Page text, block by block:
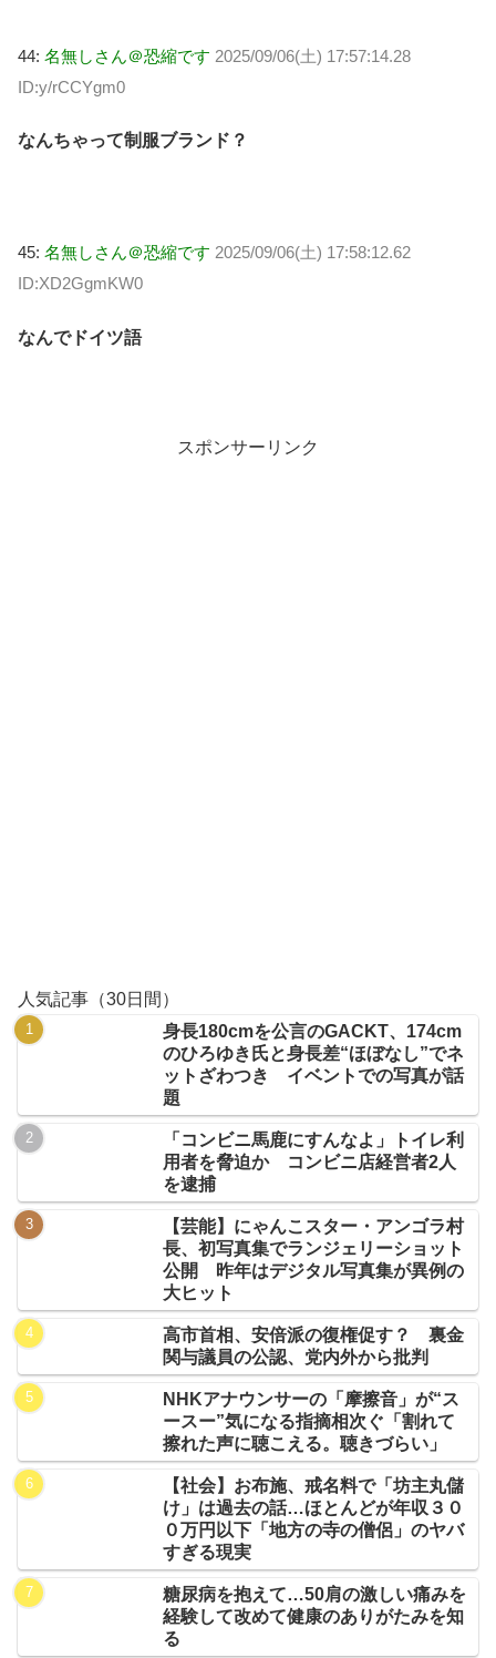
44: 名無しさん＠恐縮です 2025/09/06(土) 17:57:14.28
ID:y/rCCYgm0
なんちゃって制服ブランド？
45: 名無しさん＠恐縮です 2025/09/06(土) 17:58:12.62
ID:XD2GgmKW0
なんでドイツ語
スポンサーリンク
人気記事（30日間）
身長180cmを公言のGACKT、174cm
のひろゆき氏と身長差“ほぼなし”でネ
ットざわつき イベントでの写真が話
題
「コンビニ馬鹿にすんなよ」トイレ利
用者を脅迫か コンビニ店経営者2人
を逮捕
【芸能】にゃんこスター・アンゴラ村
長、初写真集でランジェリーショット
公開 昨年はデジタル写真集が異例の
大ヒット
高市首相、安倍派の復権促す？ 裏金
関与議員の公認、党内外から批判
NHKアナウンサーの「摩擦音」が“ス
ースー”気になる指摘相次ぐ「割れて
擦れた声に聴こえる。聴きづらい」
【社会】お布施、戒名料で「坊主丸儲
け」は過去の話…ほとんどが年収３０
０万円以下「地方の寺の僧侶」のヤバ
すぎる現実
糖尿病を抱えて…50肩の激しい痛みを
経験して改めて健康のありがたみを知
る